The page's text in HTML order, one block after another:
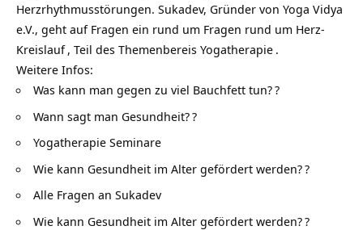
Herzrhythmusstörungen. Sukadev, Gründer von Yoga Vidya
e.V., geht auf Fragen ein rund um Fragen rund um Herz-
Kreislauf , Teil des Themenbereis Yogatherapie .
Weitere Infos:
Was kann man gegen zu viel Bauchfett tun??
Wann sagt man Gesundheit??
Yogatherapie Seminare
Wie kann Gesundheit im Alter gefördert werden??
Alle Fragen an Sukadev
Wie kann Gesundheit im Alter gefördert werden??